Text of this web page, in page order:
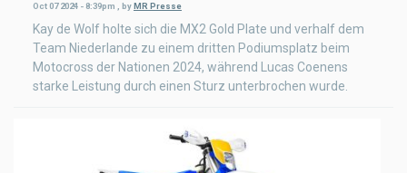
Oct 07 2024 - 8:39pm , by MR Presse
Kay de Wolf holte sich die MX2 Gold Plate und verhalf dem
Team Niederlande zu einem dritten Podiumsplatz beim
Motocross der Nationen 2024, während Lucas Coenens
starke Leistung durch einen Sturz unterbrochen wurde.